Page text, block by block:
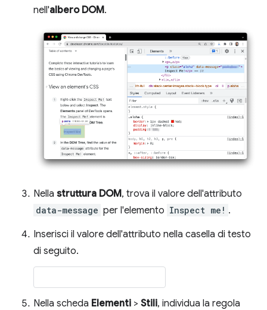
nell'albero DOM.
Nella struttura DOM, trova il valore dell'attributo
data-message per l'elemento Inspect me! .
Inserisci il valore dell'attributo nella casella di testo
di seguito.
Nella scheda Elementi > Stili, individua la regola